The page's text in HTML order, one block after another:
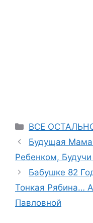
Categories
ВСЕ
Будущая Мама
Ребенком,
Бабушке 82
Тонкая Рябина…
Павловной